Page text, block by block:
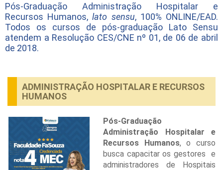
Pós-Graduação Administração Hospitalar e
Recursos Humanos,lato sensu, 100% ONLINE/EAD.
Todos os cursos de pós-graduação Lato Sensu
atendem a Resolução CES/CNE nº 01, de 06 de abril
de 2018.
ADMINISTRAÇÃO HOSPITALAR E RECURSOS
HUMANOS
Pós-Graduação
Administração Hospitalar e
Recursos Humanos, o curso
busca capacitar os gestores e
administradores de Hospitais